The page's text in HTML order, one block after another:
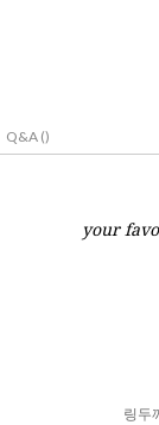
Q&A ()
your
링두